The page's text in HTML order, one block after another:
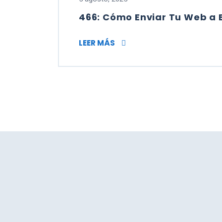
466: Cómo Enviar Tu Web a
LEER MÁS 466: CÓMO ENVIAR TU WEB